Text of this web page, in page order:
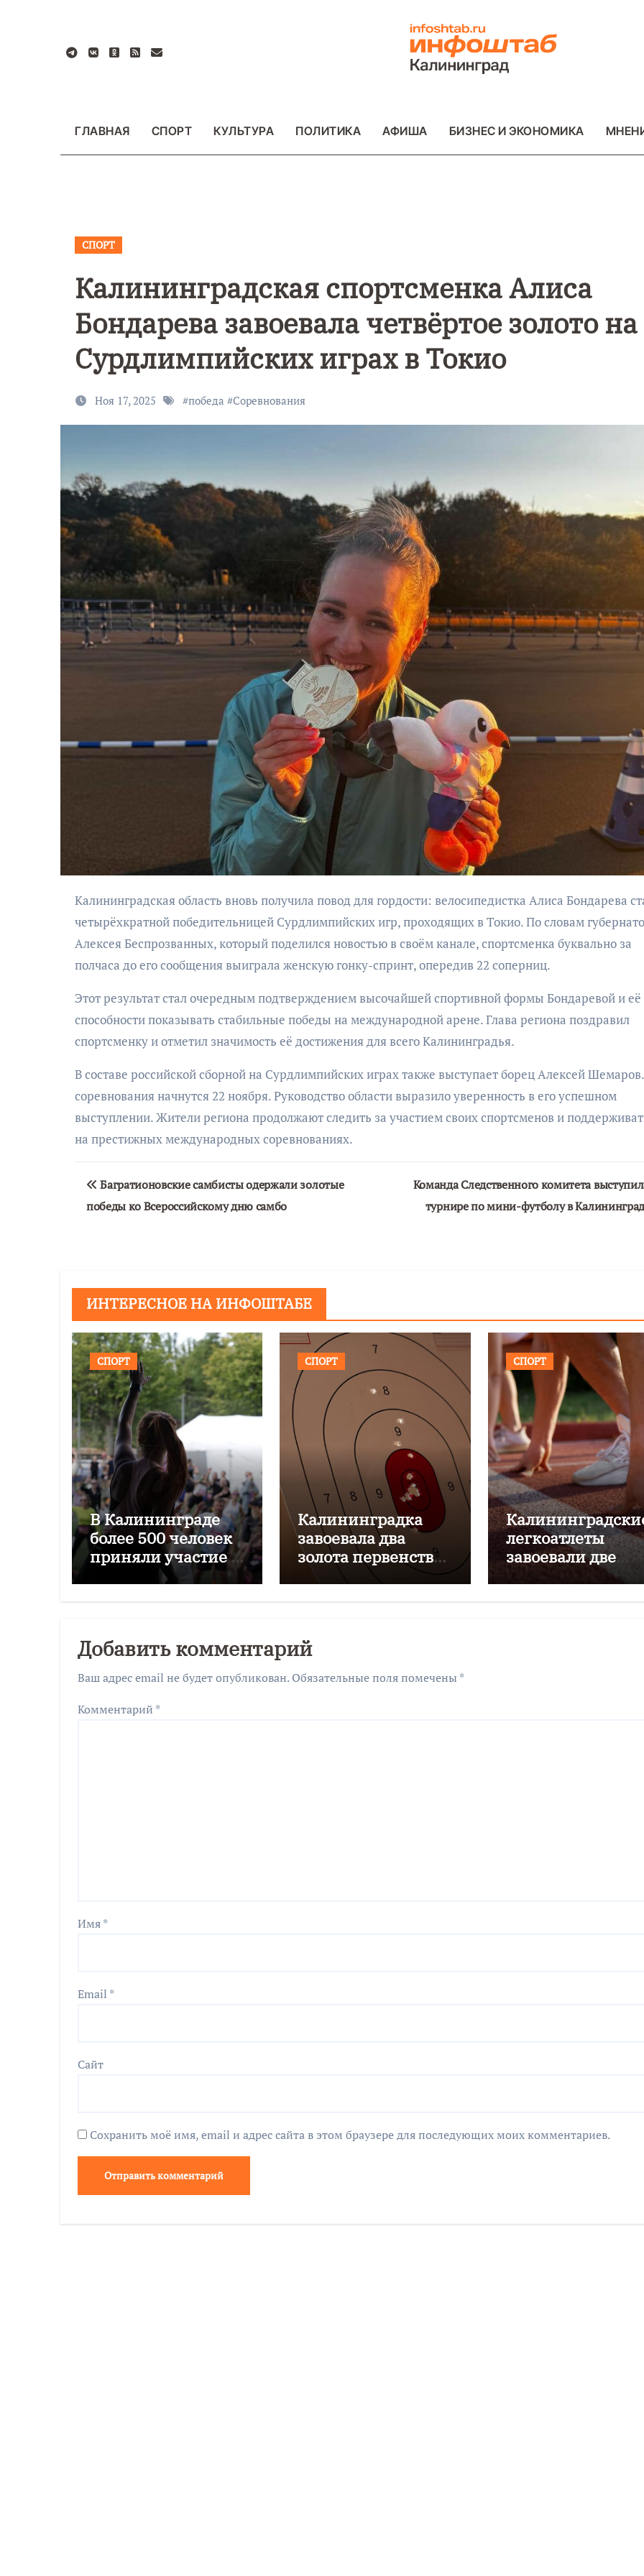
содержанию
ГЛАВНАЯ СПОРТ КУЛЬТУРА ПОЛИТИКА АФИША БИЗНЕС И ЭКОНОМИКА
СПОРТ
Калининградская спортсменка Алиса
Бондарева завоевала четвёртое золото на
Сурдлимпийских играх в Токио
Ноя 17, 2025 #победа #Соревнования
Калининградская область вновь получила повод для гордости: велосипедистка Алиса Бондарева стала
четырёхкратной победительницей Сурдлимпийских игр, проходящих в Токио. По словам
Алексея Беспрозванных, который поделился новостью в своём канале, спортсменка буквально за
полчаса до его сообщения выиграла женскую гонку-спринт, опередив 22 соперниц.
Этот результат стал очередным подтверждением высочайшей спортивной формы Бондаревой и её
способности показывать стабильные победы на международной арене. Глава региона поздравил
спортсменку и отметил значимость её достижения для всего Калининградья.
В составе российской сборной на Сурдлимпийских играх также выступает борец Алексей
соревнования начнутся 22 ноября. Руководство области выразило уверенность в его успешном
выступлении. Жители региона продолжают следить за участием своих спортсменов и
на престижных международных соревнованиях.
Навигация
по
Багратионовские самбисты одержали золотые
победы ко Всероссийскому дню самбо
Команда Следственного комитета
турнире по мини-футболу в
ИНТЕРЕСНОЕ НА ИНФОШТАБЕ
СПОРТ
В Калининграде
более 500 человек
приняли участие в
культурном забеге
СПОРТ
Калининградка
завоевала два
золота первенства
СПОРТ
легкоатлеты
завоевали две
бронзы на
Добавить комментарий
Ваш адрес email не будет опубликован. Обязательные поля помечены *
Комментарий *
Имя*
Email *
Сайт
Сохранить моё имя, email и адрес сайта в этом браузере для последующих моих комментариев.
9 Мая — День
Победы!
Уникальное
северное
сияние
запечатлели
над Балтикой
как
бурана
Музыкально-
поэтический
моноспектакль
четверти пути»
АФИША
КУЛЬТУРА
Николай Патрушев
Калининграде
морского фестиваля
«Открытое море»
Организаторы
объявили даты
проведения!